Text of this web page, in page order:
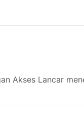
Akses Lancar